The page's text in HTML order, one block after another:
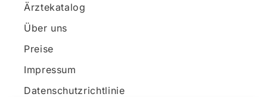
Ärztekatalog
Über uns
Preise
Impressum
Datenschutzrichtlinie